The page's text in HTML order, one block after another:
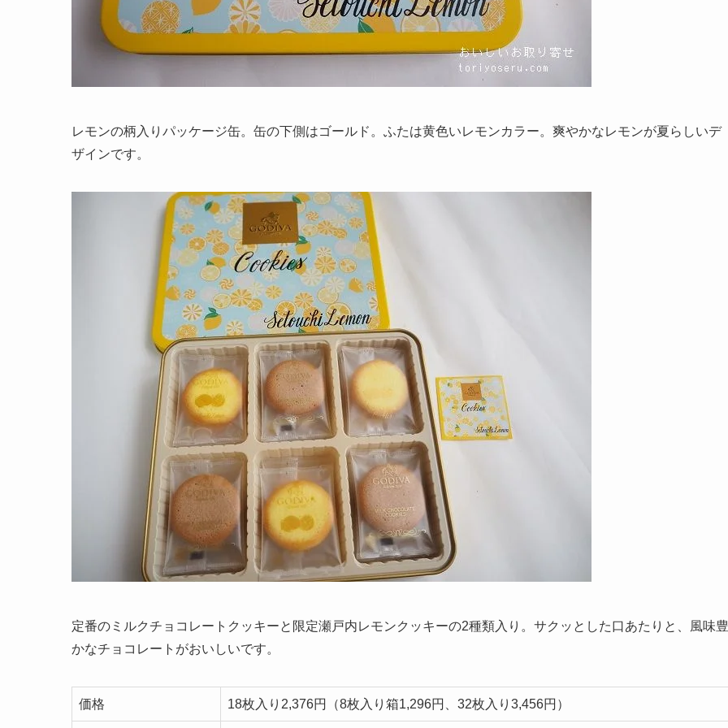
レモンの柄入りパッケージ缶。缶の下側はゴールド。ふたは黄色いレモンカラー。爽やかなレモンが夏らしいデ
ザインです。
定番のミルクチョコレートクッキーと限定瀬戸内レモンクッキーの2種類入り。サクッとした口あたりと、風味豊
かなチョコレートがおいしいです。
価格 18枚入り2,376円（8枚入り箱1,296円、32枚入り3,456円）